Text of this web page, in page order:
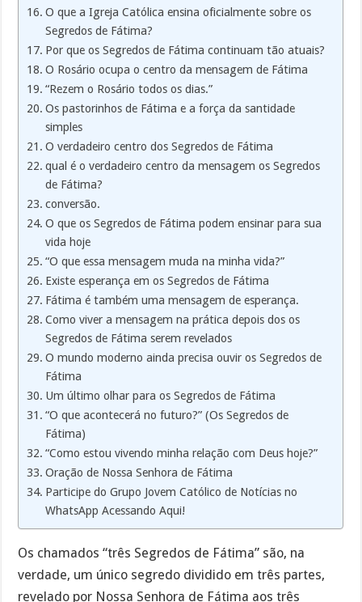
O que a Igreja Católica ensina oficialmente sobre os
Segredos de Fátima?
Por que os Segredos de Fátima continuam tão atuais?
O Rosário ocupa o centro da mensagem de Fátima
“Rezem o Rosário todos os dias.”
Os pastorinhos de Fátima e a força da santidade
simples
O verdadeiro centro dos Segredos de Fátima
qual é o verdadeiro centro da mensagem os Segredos
de Fátima?
conversão.
O que os Segredos de Fátima podem ensinar para sua
vida hoje
“O que essa mensagem muda na minha vida?”
Existe esperança em os Segredos de Fátima
Fátima é também uma mensagem de esperança.
Como viver a mensagem na prática depois dos os
Segredos de Fátima serem revelados
O mundo moderno ainda precisa ouvir os Segredos de
Fátima
Um último olhar para os Segredos de Fátima
“O que acontecerá no futuro?” (Os Segredos de
Fátima)
“Como estou vivendo minha relação com Deus hoje?”
Oração de Nossa Senhora de Fátima
Participe do Grupo Jovem Católico de Notícias no
WhatsApp Acessando Aqui!
Os chamados “três Segredos de Fátima” são, na
verdade, um único segredo dividido em três partes,
revelado por Nossa Senhora de Fátima aos três